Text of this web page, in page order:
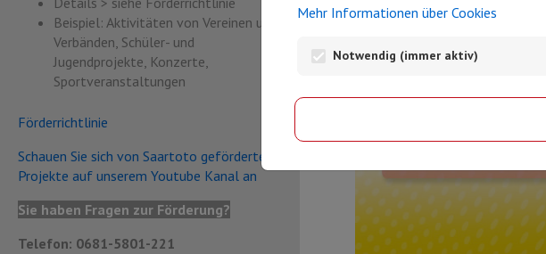
Beispiel: Aktivitäten von Vereinen und
Verbänden, Schüler- und
Jugendprojekte, Konzerte,
Sportveranstaltungen
Förderrichtlinie
Schauen Sie sich von Saartoto geförderte
Projekte auf unserem Youtube Kanal an
Sie haben Fragen zur Förderung?
Telefon: 0681-5801-221
Mehr Informationen über Cookies
Notwendig (immer aktiv)